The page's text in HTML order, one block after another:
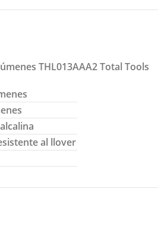
THL013AAA2 Total Tools
al llover